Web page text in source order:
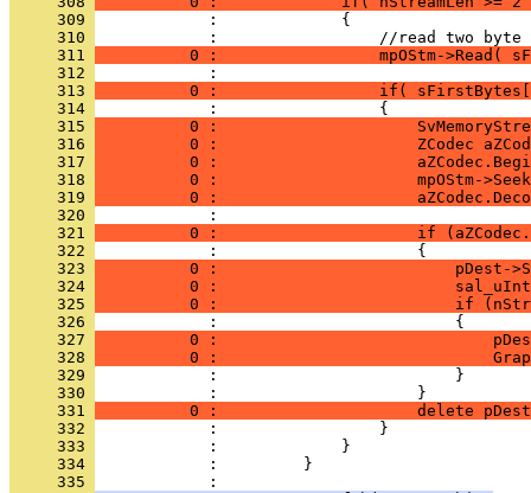
     309
     310
     311
0 :                 mpOStm->Read(
     312
     313
0 :                 if(
     314
     315
0 :
     316
0 :                     ZCodec
     317
0 :
     318
0 :                     mpOStm-
     319
0 :
     320
     321
0 :                     if
     322
     323
0 :                         pDest-
     324
0 :
     325
0 :                         if
     326
     327
0 :
     328
0 :
     329
     330
     331
0 :                     delete
     332
     333
     334
     335